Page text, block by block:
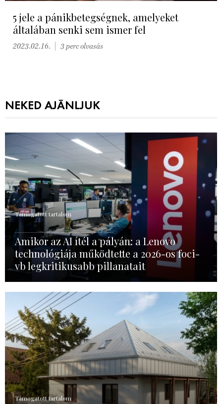
5 jele a pánikbetegségnek, amelyeket
általában senki sem ismer fel
2023.02.16. 3 perc olvasás
NEKED AJÁNLJUK
Támogatott tartalom
Amikor az AI ítél a pályán: a Lenovo
technológiája működtette a 2026-os foci-
vb legkritikusabb pillanatait
Támogatott tartalom